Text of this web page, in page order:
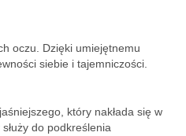
oczu. Dzięki umiejętnemu
siebie i tajemniczości.
który nakłada się w
do podkreślenia